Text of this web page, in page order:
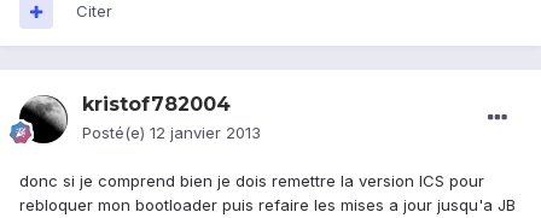
Citer
kristof782004
Posté(e) 12 janvier 2013
donc si je comprend bien je dois remettre la version ICS pour
rebloquer mon bootloader puis refaire les mises a jour jusqu'a JB